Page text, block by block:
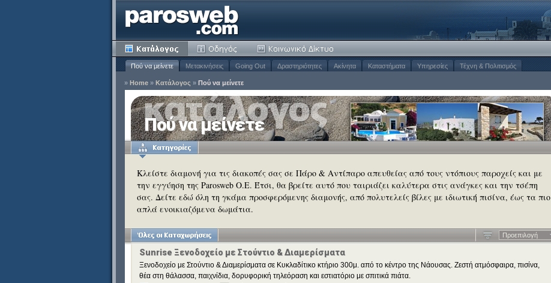
Πού να μείνετε Μετακινήσεις Going Out Δραστηριότητες Ακίνητα Καταστήματα Υπηρεσίες Τέχνη & Πολιτισμός
» Home » Κατάλογος » Πού να μείνετε
Πού να μείνετε
Κλείστε διαμονή για τις διακοπές σας σε Πάρο & Αντίπαρο απευθείας από τους ντόπιους παροχείς και με
την εγγύηση της Parosweb Ο.Ε. Έτσι, θα βρείτε αυτό που ταιριάζει καλύτερα στις ανάγκες και την τσέπη
σας. Δείτε εδώ όλη τη γκάμα προσφερόμενης διαμονής, από πολυτελείς βίλες με ιδιωτική πισίνα, έως τα πιο
απλά ενοικιαζόμενα δωμάτια.
Προεπιλογή
Sunrise Ξενοδοχείο με Στούντιο & Διαμερίσματα
Ξενοδοχείο με Στούντιο & Διαμερίσματα σε Κυκλαδίτικο κτήριο 300μ. από το κέντρο της Νάουσας. Ζεστή ατμόσφαιρα, πισίνα,
θέα στη θάλασσα, παιχνίδια, δορυφορική τηλεόραση και εστιατόριο με σπιτικά πιάτα.